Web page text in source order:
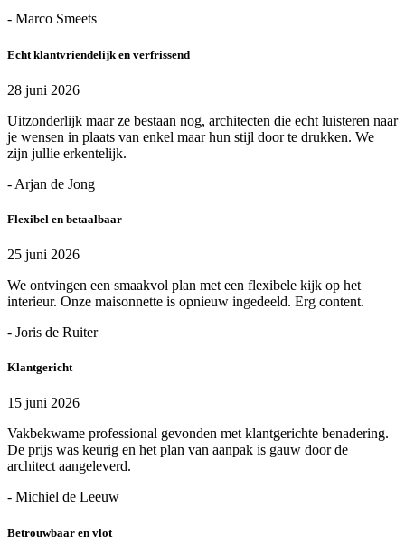
- Marco Smeets
Echt klantvriendelijk en verfrissend
28 juni 2026
Uitzonderlijk maar ze bestaan nog, architecten die echt luisteren naar
je wensen in plaats van enkel maar hun stijl door te drukken. We
zijn jullie erkentelijk.
- Arjan de Jong
Flexibel en betaalbaar
25 juni 2026
We ontvingen een smaakvol plan met een flexibele kijk op het
interieur. Onze maisonnette is opnieuw ingedeeld. Erg content.
- Joris de Ruiter
Klantgericht
15 juni 2026
Vakbekwame professional gevonden met klantgerichte benadering.
De prijs was keurig en het plan van aanpak is gauw door de
architect aangeleverd.
- Michiel de Leeuw
Betrouwbaar en vlot